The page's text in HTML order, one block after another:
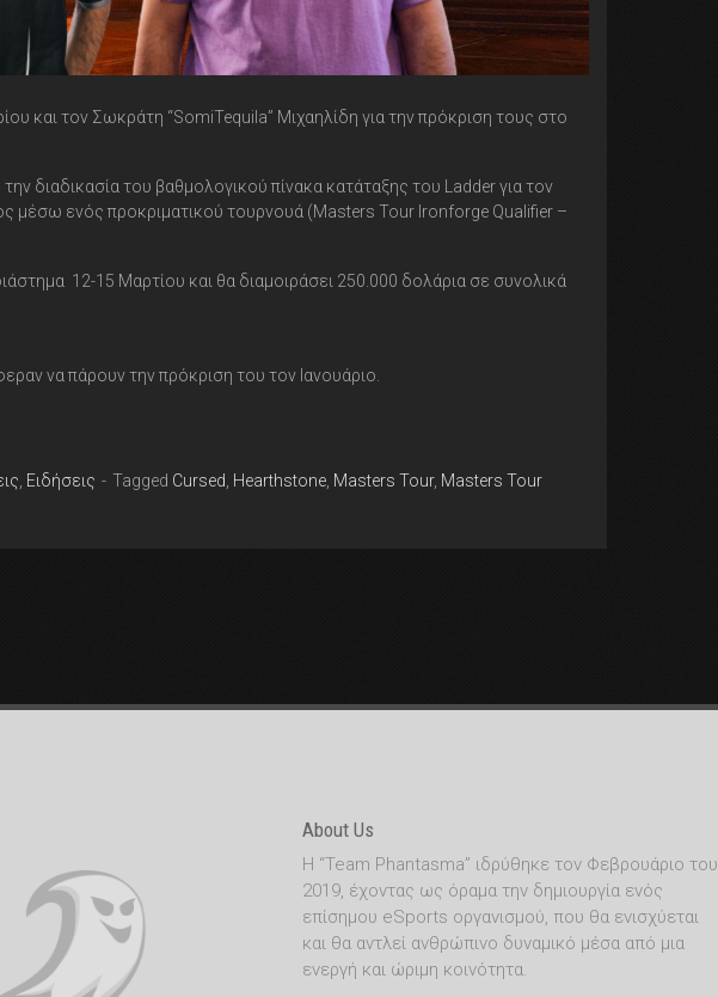
και τον Σωκράτη “SomiTequila” Μιχαηλίδη για την πρόκριση τους στο
διαδικασία του βαθμολογικού πίνακα κατάταξης του Ladder για τον
μέσω ενός προκριματικού τουρνουά (Masters Tour Ironforge Qualifier –
12-15 Μαρτίου και θα διαμοιράσει 250.000 δολάρια σε συνολικά
να πάρουν την πρόκριση του τον Ιανουάριο.
Ειδήσεις Tagged Cursed Hearthstone Masters Tour, Masters Tour
About Us
Η “Team Phantasma” ιδρύθηκε τον Φεβρουάριο του
2019, έχοντας ως όραμα την δημιουργία ενός
επίσημου eSports οργανισμού, που θα ενισχύεται
και θα αντλεί ανθρώπινο δυναμικό μέσα από μια
ενεργή και ώριμη κοινότητα.